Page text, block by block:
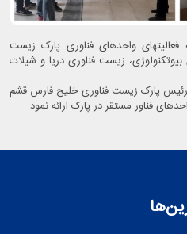
فعالیتهای واحدهای فناوری پارک زیست
زیست فناوری دریا و شیلات
پارک زیست فناوری خلیج فارس قشم
فناور مستقر در پارک ارائه نمود.